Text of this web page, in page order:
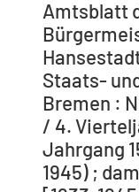
Amtsblatt
Staats-
Bremen :
/ 4.
Jahrgang
1945) ;